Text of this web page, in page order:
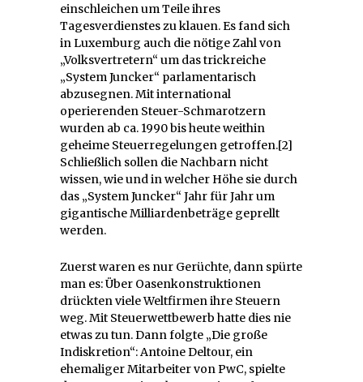
einschleichen um Teile ihres
Tagesverdienstes zu klauen. Es fand sich
in Luxemburg auch die nötige Zahl von
„Volksvertretern“ um das trickreiche
„System Juncker“ parlamentarisch
abzusegnen. Mit international
operierenden Steuer-Schmarotzern
wurden ab ca. 1990 bis heute weithin
geheime Steuerregelungen getroffen.[2]
Schließlich sollen die Nachbarn nicht
wissen, wie und in welcher Höhe sie durch
das „System Juncker“ Jahr für Jahr um
gigantische Milliardenbeträge geprellt
werden.
Zuerst waren es nur Gerüchte, dann spürte
man es: Über Oasenkonstruktionen
drückten viele Weltfirmen ihre Steuern
weg. Mit Steuerwettbewerb hatte dies nie
etwas zu tun. Dann folgte „Die große
Indiskretion“: Antoine Deltour, ein
ehemaliger Mitarbeiter von PwC, spielte